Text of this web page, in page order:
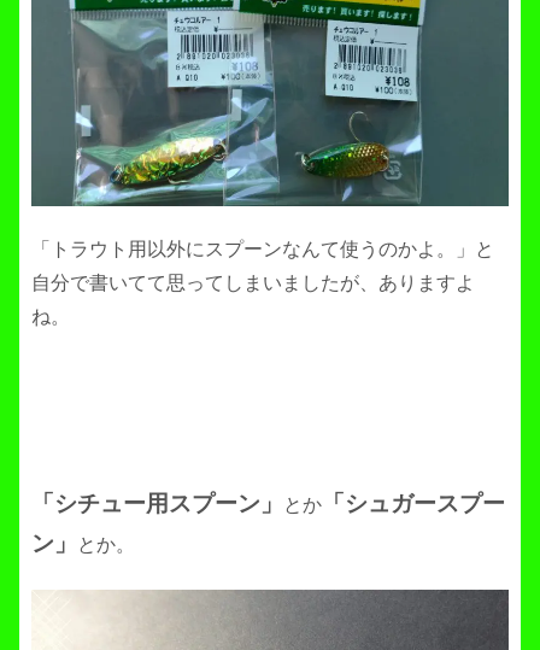
「トラウト用以外にスプーンなんて使うのかよ。」と
自分で書いてて思ってしまいましたが、ありますよ
ね。
「シチュー用スプーン」 とか
「シュガースプー
ン」
とか。